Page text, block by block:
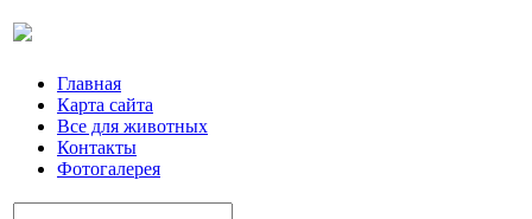
Главная
Карта сайта
Все для животных
Контакты
Фотогалерея